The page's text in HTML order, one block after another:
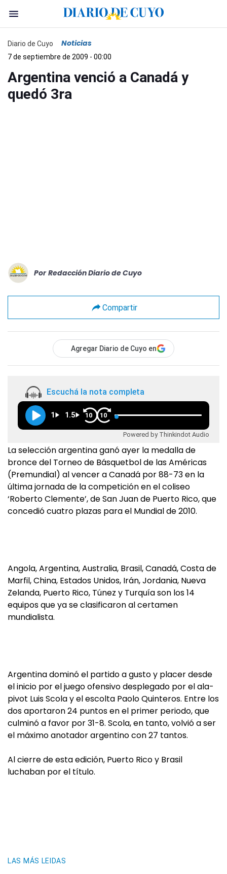
Diario de Cuyo Noticias
7 de septiembre de 2009 - 00:00
Argentina venció a Canadá y
quedó 3ra
Por Redacción Diario de Cuyo
Compartir
Agregar Diario de Cuyo en
Escuchá la nota completa
1 1.5 10 10
Powered by Thinkindot Audio
La selección argentina ganó ayer la medalla de
bronce del Torneo de Básquetbol de las Américas
(Premundial) al vencer a Canadá por 88-73 en la
última jornada de la competición en el coliseo
‘Roberto Clemente’, de San Juan de Puerto Rico, que
concedió cuatro plazas para el Mundial de 2010.
Angola, Argentina, Australia, Brasil, Canadá, Costa de
Marfil, China, Estados Unidos, Irán, Jordania, Nueva
Zelanda, Puerto Rico, Túnez y Turquía son los 14
equipos que ya se clasificaron al certamen
mundialista.
Argentina dominó el partido a gusto y placer desde
el inicio por el juego ofensivo desplegado por el ala-
pivot Luis Scola y el escolta Paolo Quinteros. Entre los
dos aportaron 24 puntos en el primer periodo, que
culminó a favor por 31-8. Scola, en tanto, volvió a ser
el máximo anotador argentino con 27 tantos.
Al cierre de esta edición, Puerto Rico y Brasil
luchaban por el título.
LAS MÁS LEIDAS